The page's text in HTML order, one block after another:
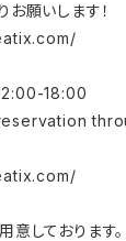
お願いします！
18:00
しております。